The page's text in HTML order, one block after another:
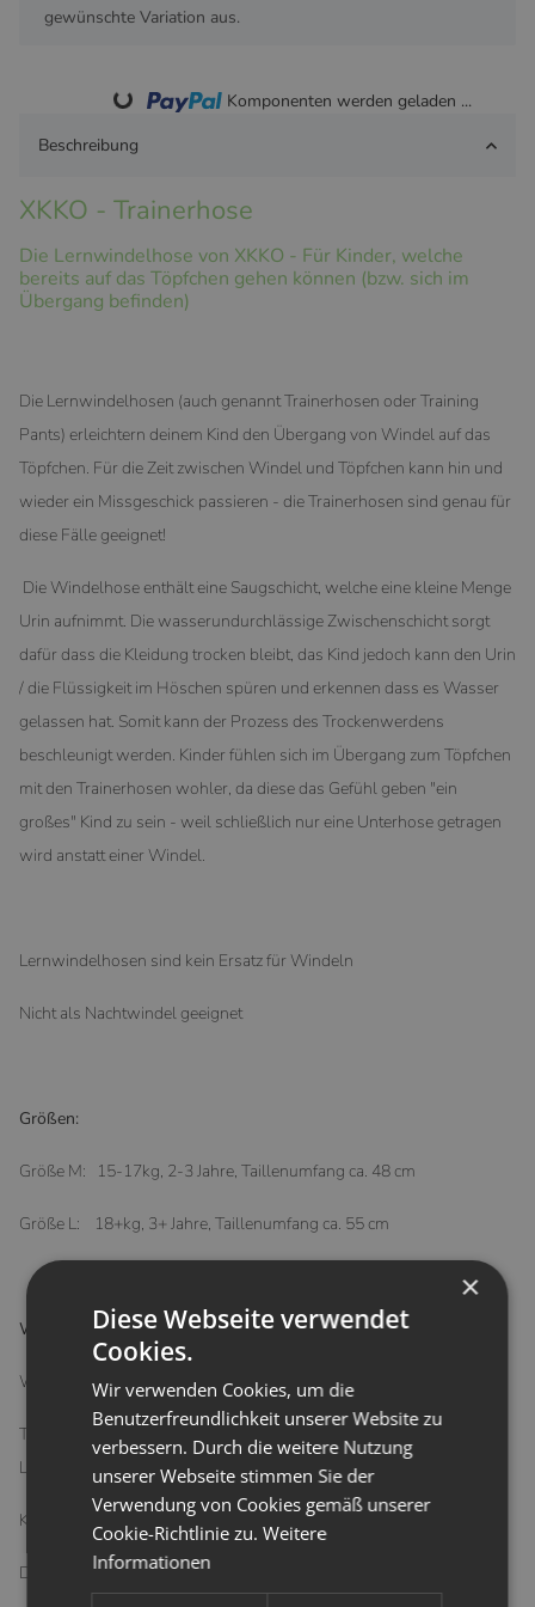
gewünschte Variation aus.
Loading...
Komponenten werden geladen ...
Beschreibung
XKKO - Trainerhose
Die Lernwindelhose von XKKO - Für Kinder, welche
bereits auf das Töpfchen gehen können (bzw. sich im
Übergang befinden)
Die Lernwindelhosen (auch genannt Trainerhosen oder Training
Pants) erleichtern deinem Kind den Übergang von Windel auf das
Töpfchen. Für die Zeit zwischen Windel und Töpfchen kann hin und
wieder ein Missgeschick passieren - die Trainerhosen sind genau für
diese Fälle geeignet!
Die Windelhose enthält eine Saugschicht, welche eine kleine Menge
Urin aufnimmt. Die wasserundurchlässige Zwischenschicht sorgt
dafür dass die Kleidung trocken bleibt, das Kind jedoch kann den Urin
/ die Flüssigkeit im Höschen spüren und erkennen dass es Wasser
gelassen hat. Somit kann der Prozess des Trockenwerdens
beschleunigt werden. Kinder fühlen sich im Übergang zum Töpfchen
mit den Trainerhosen wohler, da diese das Gefühl geben "ein
großes" Kind zu sein - weil schließlich nur eine Unterhose getragen
wird anstatt einer Windel.
Lernwindelhosen sind kein Ersatz für Windeln
Nicht als Nachtwindel geeignet
Größen:
Größe M: 15-17kg, 2-3 Jahre, Taillenumfang ca. 48 cm
Größe L: 18+kg, 3+ Jahre, Taillenumfang ca. 55 cm
Waschen und Pflegen:
Waschbar zwischen 30 - 60°C
Trocknergeeignet (Schontrocknen) - jedoch verkürzt dies die
Lebensdauer der Windel
Kein Weichspüler verwenden
Das Lernwindelhöschen vor dem ersten Gebrauch durchwaschen
×
Diese Webseite verwendet
Cookies.
Wir verwenden Cookies, um die
Benutzerfreundlichkeit unserer Website zu
verbessern. Durch die weitere Nutzung
unserer Webseite stimmen Sie der
Verwendung von Cookies gemäß unserer
Cookie-Richtlinie zu.Weitere
Informationen